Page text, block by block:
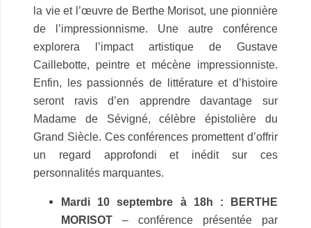
la vie et l’œuvre de Berthe Morisot, une pionnière
de l’impressionnisme. Une autre conférence
explorera l’impact artistique de Gustave
Caillebotte, peintre et mécène impressionniste.
Enfin, les passionnés de littérature et d’histoire
seront ravis d’en apprendre davantage sur
Madame de Sévigné, célèbre épistolière du
Grand Siècle. Ces conférences promettent d’offrir
un regard approfondi et inédit sur ces
personnalités marquantes.
Mardi 10 septembre à 18h :
BERTHE
MORISOT – conférence présentée par